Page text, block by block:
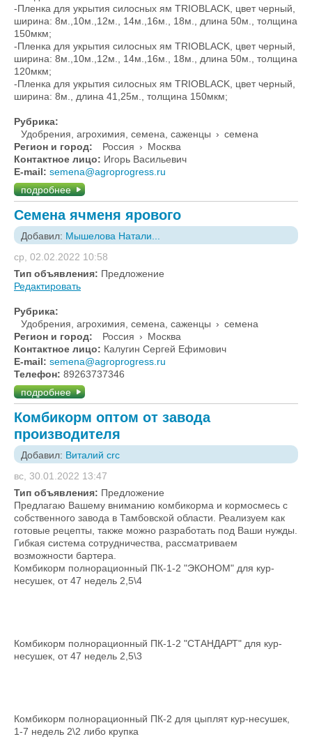
-Пленка для укрытия силосных ям TRIOBLACK, цвет черный,
ширина: 8м.,10м.,12м., 14м.,16м., 18м., длина 50м., толщина
150мкм;
-Пленка для укрытия силосных ям TRIOBLACK, цвет черный,
ширина: 8м.,10м.,12м., 14м.,16м., 18м., длина 50м., толщина
120мкм;
-Пленка для укрытия силосных ям TRIOBLACK, цвет черный,
ширина: 8м., длина 41,25м., толщина 150мкм;
Рубрика:
Удобрения, агрохимия, семена, саженцы › семена
Регион и город:
Россия › Москва
Контактное лицо: Игорь Васильевич
E-mail: semena@agroprogress.ru
подробнее
Семена ячменя ярового
Добавил: Мышелова Натали...
ср, 02.02.2022 10:58
Тип объявления: Предложение
Редактировать
Рубрика:
Удобрения, агрохимия, семена, саженцы › семена
Регион и город:
Россия › Москва
Контактное лицо: Калугин Сергей Ефимович
E-mail: semena@agroprogress.ru
Телефон: 89263737346
подробнее
Комбикорм оптом от завода
производителя
Добавил: Виталий crc
вс, 30.01.2022 13:47
Тип объявления: Предложение
Предлагаю Вашему вниманию комбикорма и кормосмесь с
собственного завода в Тамбовской области. Реализуем как
готовые рецепты, также можно разработать под Ваши нужды.
Гибкая система сотрудничества, рассматриваем
возможности бартера.
Комбикорм полнорационный ПК-1-2 "ЭКОНОМ" для кур-
несушек, от 47 недель 2,5\4
Комбикорм полнорационный ПК-1-2 "СТАНДАРТ" для кур-
несушек, от 47 недель 2,5\3
Комбикорм полнорационный ПК-2 для цыплят кур-несушек,
1-7 недель 2\2 либо крупка